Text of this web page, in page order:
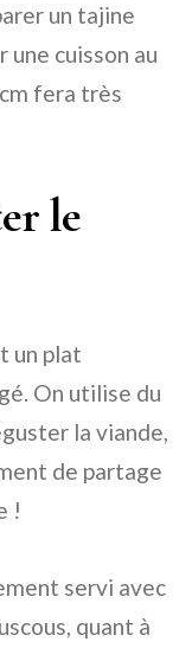
un tajine
une cuisson au
fera très
le
un plat
On utilise du
la viande,
de partage
!
servi avec
quant à